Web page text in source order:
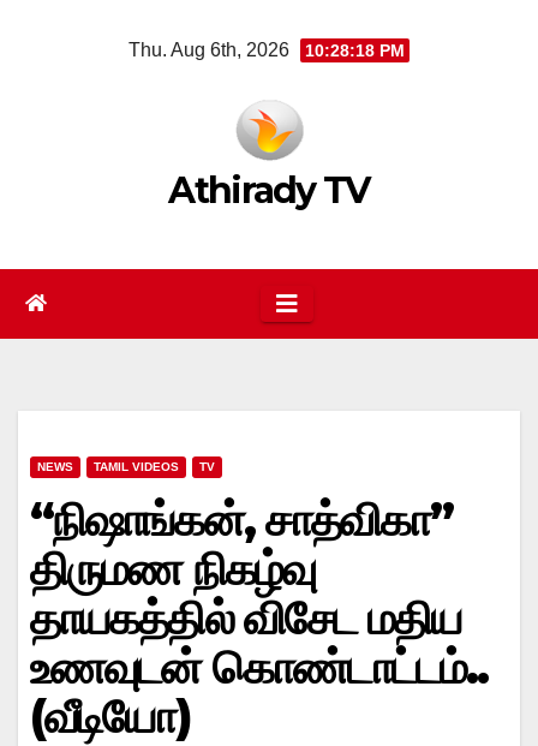
Thu. Aug 6th, 2026 10:28:18 PM
Athirady TV
NEWS TAMIL VIDEOS TV
“நிஷாங்கன், சாத்விகா”
திருமண நிகழ்வு
தாயகத்தில் விசேட மதிய
உணவுடன் கொண்டாட்டம்..
(வீடியோ)